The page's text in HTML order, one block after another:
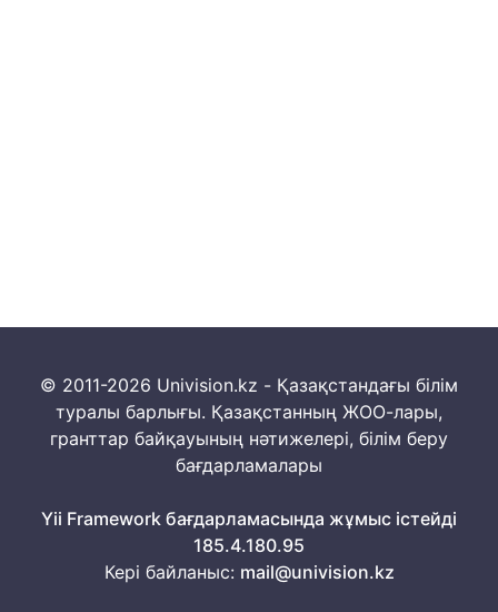
© 2011-2026 Univision.kz - Қазақстандағы білім
туралы барлығы. Қазақстанның ЖОО-лары,
гранттар байқауының нәтижелері, білім беру
бағдарламалары
Yii Framework бағдарламасында жұмыс істейді
185.4.180.95
Кері байланыс: mail@univision.kz